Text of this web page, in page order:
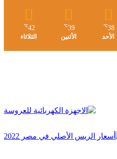
38
℃
الأحد
39
℃
الأثنين
42
℃
الثلاثاء